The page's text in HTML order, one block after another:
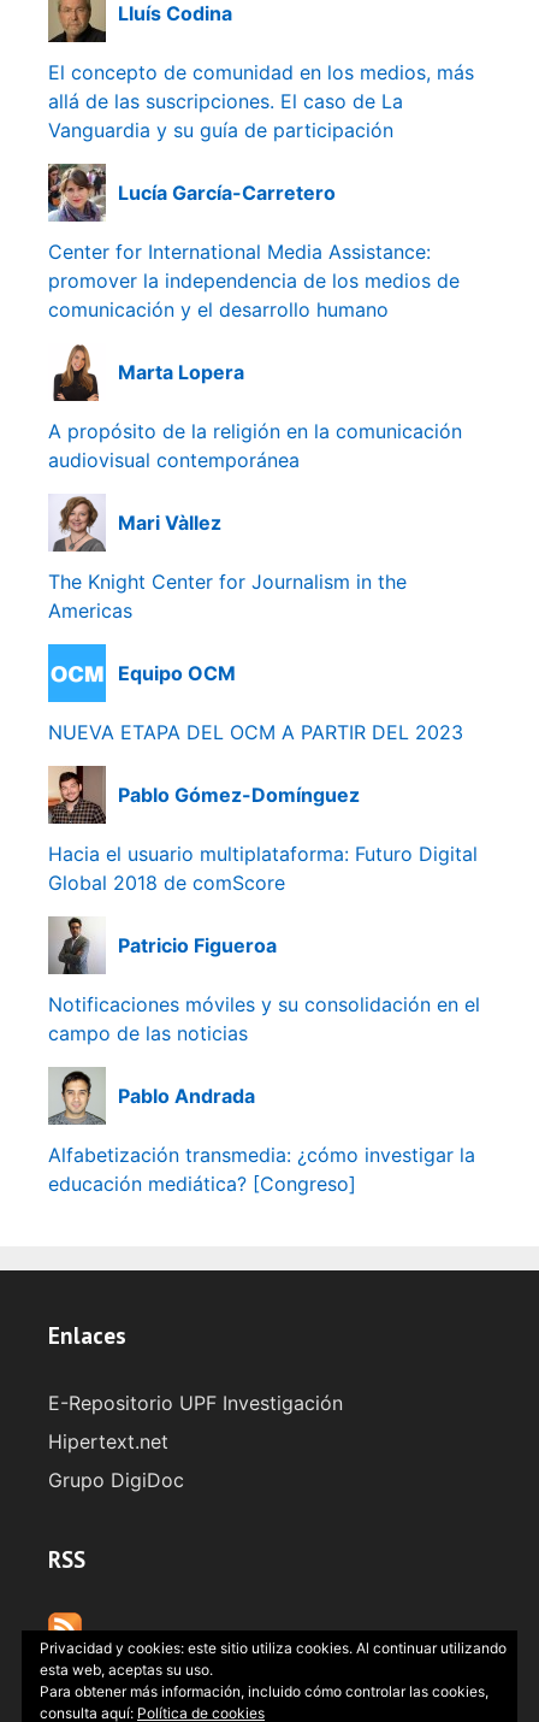
Lluís Codina
El concepto de comunidad en los medios, más
allá de las suscripciones. El caso de La
Vanguardia y su guía de participación
Lucía García-Carretero
Center for International Media Assistance:
promover la independencia de los medios de
comunicación y el desarrollo humano
Marta Lopera
A propósito de la religión en la comunicación
audiovisual contemporánea
Mari Vàllez
The Knight Center for Journalism in the
Americas
Equipo OCM
NUEVA ETAPA DEL OCM A PARTIR DEL 2023
Pablo Gómez-Domínguez
Hacia el usuario multiplataforma: Futuro Digital
Global 2018 de comScore
Patricio Figueroa
Notificaciones móviles y su consolidación en el
campo de las noticias
Pablo Andrada
Alfabetización transmedia: ¿cómo investigar la
educación mediática? [Congreso]
Enlaces
E-Repositorio UPF Investigación
Hipertext.net
Grupo DigiDoc
RSS
Privacidad y cookies: este sitio utiliza cookies. Al continuar utilizando
esta web, aceptas su uso.
Para obtener más información, incluido cómo controlar las cookies,
consulta aquí: Política de cookies